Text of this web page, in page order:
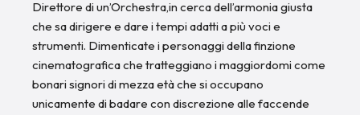
Direttore di un’Orchestra,in cerca dell’armonia giusta
che sa dirigere e dare i tempi adatti a più voci e
strumenti. Dimenticate i personaggi della finzione
cinematografica che tratteggiano i maggiordomi come
bonari signori di mezza età che si occupano
unicamente di badare con discrezione alle faccende